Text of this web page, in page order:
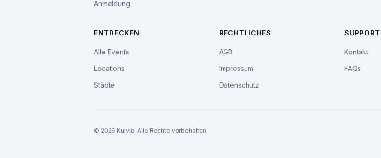
Anmeldung.
ENTDECKEN
Alle Events
Locations
Städte
RECHTLICHES
AGB
Impressum
Datenschutz
SUPPORT
Kontakt
FAQs
© 2026 Kulvio. Alle Rechte vorbehalten.